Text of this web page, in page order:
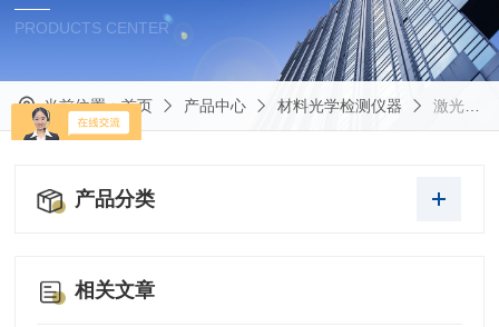
PRODUCTS CENTER
当前位置：首页 产品中心 材料光学检测仪器 激光干涉仪
产品分类
相关文章